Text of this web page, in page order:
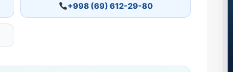
+998 (69) 612-29-80